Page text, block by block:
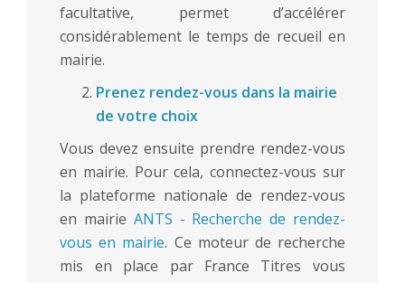
facultative, permet d’accélérer
considérablement le temps de recueil en
mairie.
Prenez rendez-vous dans la mairie
de votre choix
Vous devez ensuite prendre rendez-vous
en mairie. Pour cela, connectez-vous sur
la plateforme nationale de rendez-vous
en mairie ANTS - Recherche de rendez-
vous en mairie. Ce moteur de recherche
mis en place par France Titres vous